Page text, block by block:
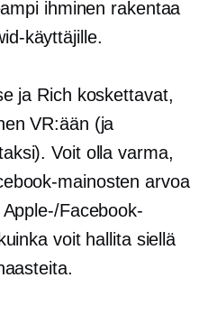
ihminen rakentaa
käyttäjille.
ja Rich koskettavat,
VR:ään (ja
Voit olla varma,
mainosten arvoa
Facebook-
voit hallita siellä